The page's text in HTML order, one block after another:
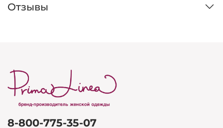
Отзывы
8-800-775-35-07